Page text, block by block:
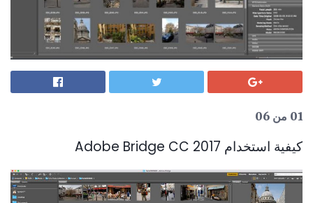
01 من 06
كيفية استخدام Adobe Bridge CC 2017